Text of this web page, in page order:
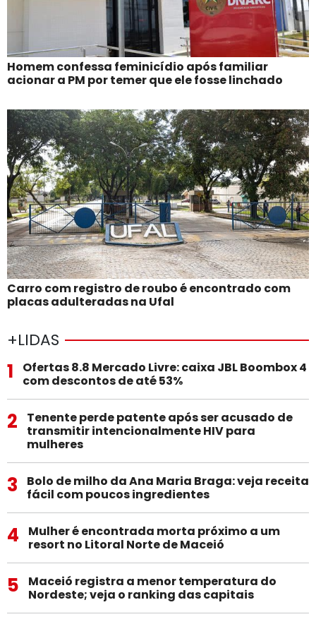
Homem confessa feminicídio após familiar
acionar a PM por temer que ele fosse linchado
Carro com registro de roubo é encontrado com
placas adulteradas na Ufal
+LIDAS
1
Ofertas 8.8 Mercado Livre: caixa JBL Boombox 4
com descontos de até 53%
2
Tenente perde patente após ser acusado de
transmitir intencionalmente HIV para
mulheres
3
Bolo de milho da Ana Maria Braga: veja receita
fácil com poucos ingredientes
4
Mulher é encontrada morta próximo a um
resort no Litoral Norte de Maceió
5
Maceió registra a menor temperatura do
Nordeste; veja o ranking das capitais